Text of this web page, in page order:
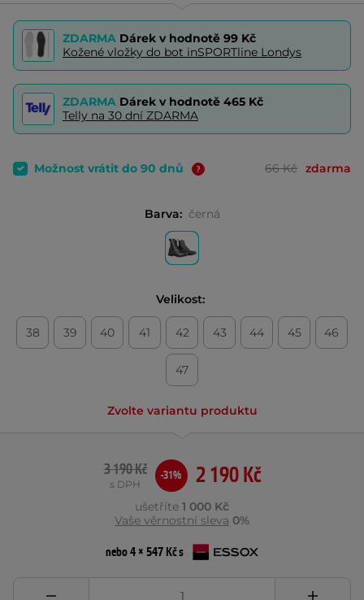
ZDARMA Dárek v hodnotě 99 Kč
Kožené vložky do bot inSPORTline Londys
ZDARMA Dárek v hodnotě 465 Kč
Telly na 30 dní ZDARMA
Možnost vrátit do 90 dnů 66 Kč zdarma
Barva: černá
Velikost:
38 39 40 41 42 43 44 45 46
47
Zvolte variantu produktu
2 190 Kč
3 190 Kč
s DPH
-31%
ušetříte 1 000 Kč
Vaše věrnostní sleva 0%
nebo 4 × 547 Kč s